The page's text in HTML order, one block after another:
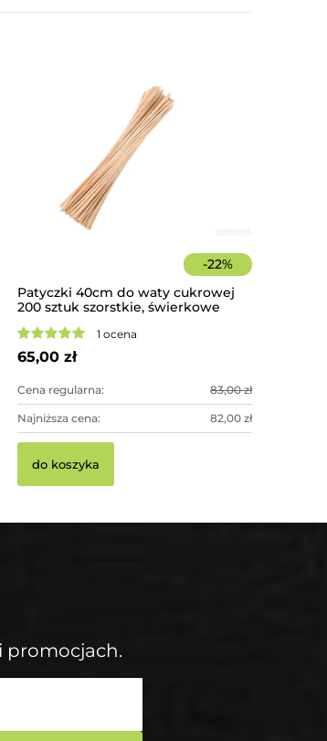
-22%
Patyczki 40cm do waty cukrowej
200 sztuk szorstkie, świerkowe
1 ocena
65,00 zł
Cena regularna: 83,00 zł
Najniższa cena: 82,00 zł
do koszyka
promocjach.